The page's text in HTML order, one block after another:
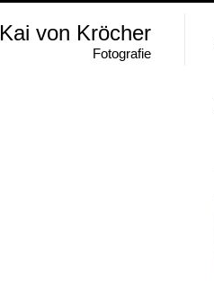
Kai von Kröcher
Fotografie